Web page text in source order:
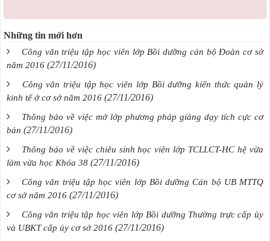
Những tin mới hơn
Công văn triệu tập học viên lớp Bồi dưỡng cán bộ Đoàn cơ sở
năm 2016 (27/11/2016)
Công văn triệu tập học viên lớp Bồi dưỡng kiến thức quản lý
kinh tế ở cơ sở năm 2016 (27/11/2016)
Thông báo về việc mở lớp phương pháp giảng dạy tích cực cơ
bản (27/11/2016)
Thông báo về việc chiêu sinh học viên lớp TCLLCT-HC hệ vừa
làm vừa học Khóa 38 (27/11/2016)
Công văn triệu tập học viên lớp Bồi dưỡng Cán bộ UB MTTQ
cơ sở năm 2016 (27/11/2016)
Công văn triệu tập học viên lớp Bồi dưỡng Thường trực cấp ủy
và UBKT cấp ủy cơ sở 2016 (27/11/2016)